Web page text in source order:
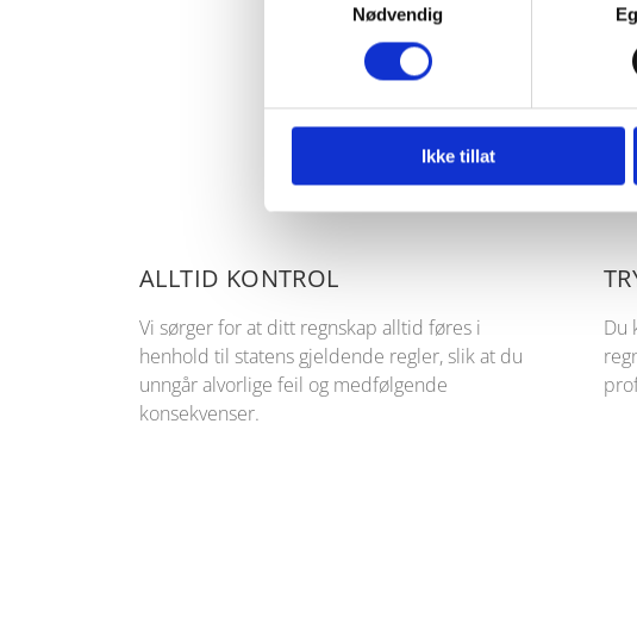
Nødvendig
Ikke tillat Vi hjelper
ALLTID KONTROL
Vi sørger for at ditt regnskap alltid føres i
henhold til statens gjeldende regler, slik at du
unngår alvorlige feil og medfølgende
konsekvenser.
Du